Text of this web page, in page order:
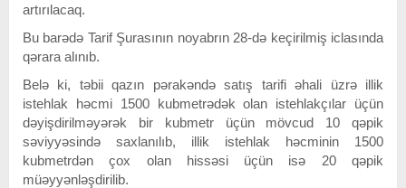
artırılacaq.
Bu barədə Tarif Şurasının noyabrın 28-də keçirilmiş iclasında
qərara alınıb.
Belə ki, təbii qazın pərakəndə satış tarifi əhali üzrə illik
istehlak həcmi 1500 kubmetrədək olan istehlakçılar üçün
dəyişdirilməyərək bir kubmetr üçün mövcud 10 qəpik
səviyyəsində saxlanılıb, illik istehlak həcminin 1500
kubmetrdən çox olan hissəsi üçün isə 20 qəpik
müəyyənləşdirilib.